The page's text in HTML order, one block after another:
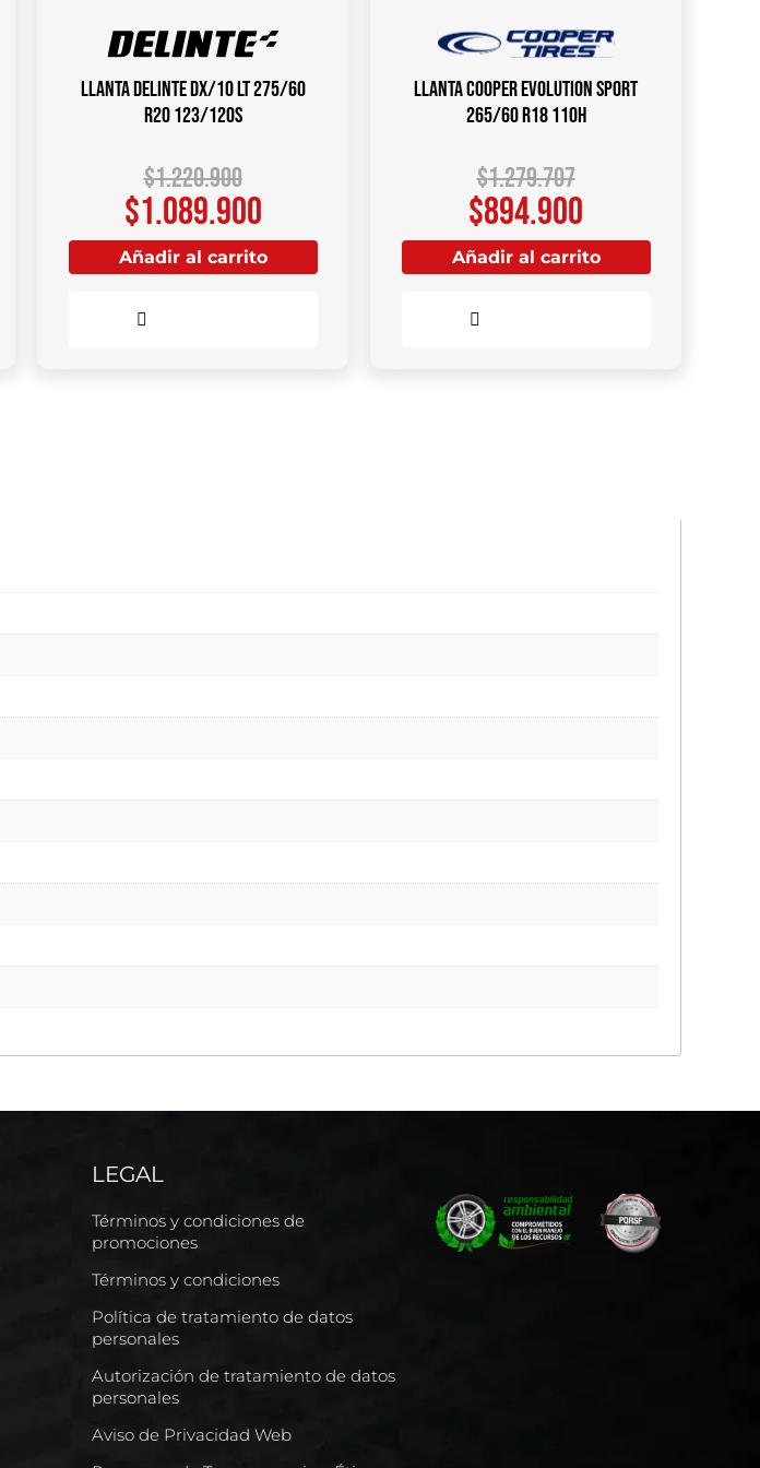
Llanta DELINTE DX/10 LT 275/60
R20 123/120S
$1.220.900
$1.089.900
Añadir al carrito
Llanta COOPER EVOLUTION SPORT
265/60 R18 110H
$1.279.707
$894.900
Añadir al carrito
LEGAL
Términos y condiciones de
promociones
Términos y condiciones
Política de tratamiento de datos
personales
Autorización de tratamiento de datos
personales
Aviso de Privacidad Web